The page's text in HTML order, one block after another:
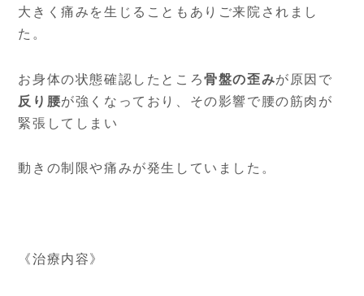
大きく痛みを生じることもありご来院されまし
た。
お身体の状態確認したところ骨盤の歪みが原因で
反り腰が強くなっており、その影響で腰の筋肉が
緊張してしまい
動きの制限や痛みが発生していました。
《治療内容》